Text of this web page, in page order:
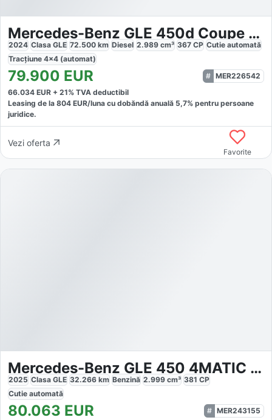
Mercedes-Benz GLE 450d Coupe MHEV 4MATIC
2024 Clasa GLE 72.500 km Diesel 2.989 cm³ 367 CP Cutie automată
Tracțiune 4x4 (automat)
79.900 EUR
MER226542
66.034 EUR + 21% TVA deductibil
Leasing de la 804 EUR/luna cu dobăndă anuală 5,7% pentru persoane
juridice.
Vezi oferta
Favorite
Mercedes-Benz GLE 450 4MATIC AMG
2025 Clasa GLE 32.266 km Benzină 2.999 cm³ 381 CP
Cutie automată
80.063 EUR
MER243155